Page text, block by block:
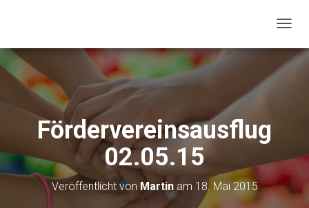
A
V
M
S
Fördervereinsausflug
02.05.15
Veröffentlicht von Martinam 18. Mai 2015